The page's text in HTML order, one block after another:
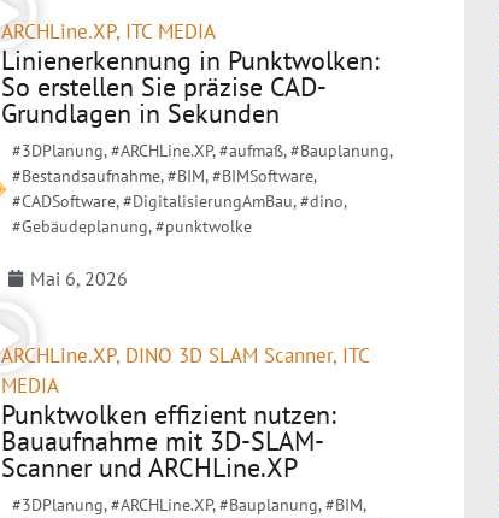
ARCHLine.XP, ITC MEDIA
Linienerkennung in Punktwolken:
So erstellen Sie präzise CAD-
Grundlagen in Sekunden
#3DPlanung,#ARCHLine.XP,#aufmaß,#Bauplanung,
#Bestandsaufnahme,#BIM,#BIMSoftware,
#CADSoftware,#DigitalisierungAmBau,#dino,
#Gebäudeplanung,#punktwolke
Mai 6, 2026
ARCHLine.XP, DINO 3D SLAM Scanner, ITC
MEDIA
Punktwolken effizient nutzen:
Bauaufnahme mit 3D-SLAM-
Scanner und ARCHLine.XP
#3DPlanung,#ARCHLine.XP,#Bauplanung,#BIM,